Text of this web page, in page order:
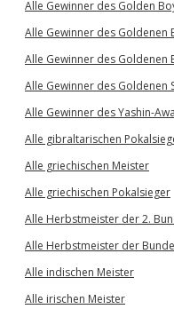
Alle Gewinner des Golden
Alle Gewinner des Goldenen
Alle Gewinner des Goldenen
Alle Gewinner des Goldenen
Alle Gewinner des Yashin-
Alle gibraltarischen
Alle griechischen Meister
Alle griechischen Pokalsieger
Alle Herbstmeister der 2.
Alle Herbstmeister der
Alle indischen Meister
Alle irischen Meister